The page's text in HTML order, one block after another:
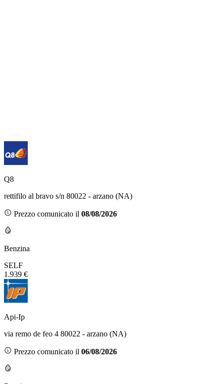
Q8
rettifilo al bravo s/n 80022 - arzano (NA)
Prezzo comunicato il 08/08/2026
Benzina
SELF
1.939 €
Api-Ip
via remo de feo 4 80022 - arzano (NA)
Prezzo comunicato il 06/08/2026